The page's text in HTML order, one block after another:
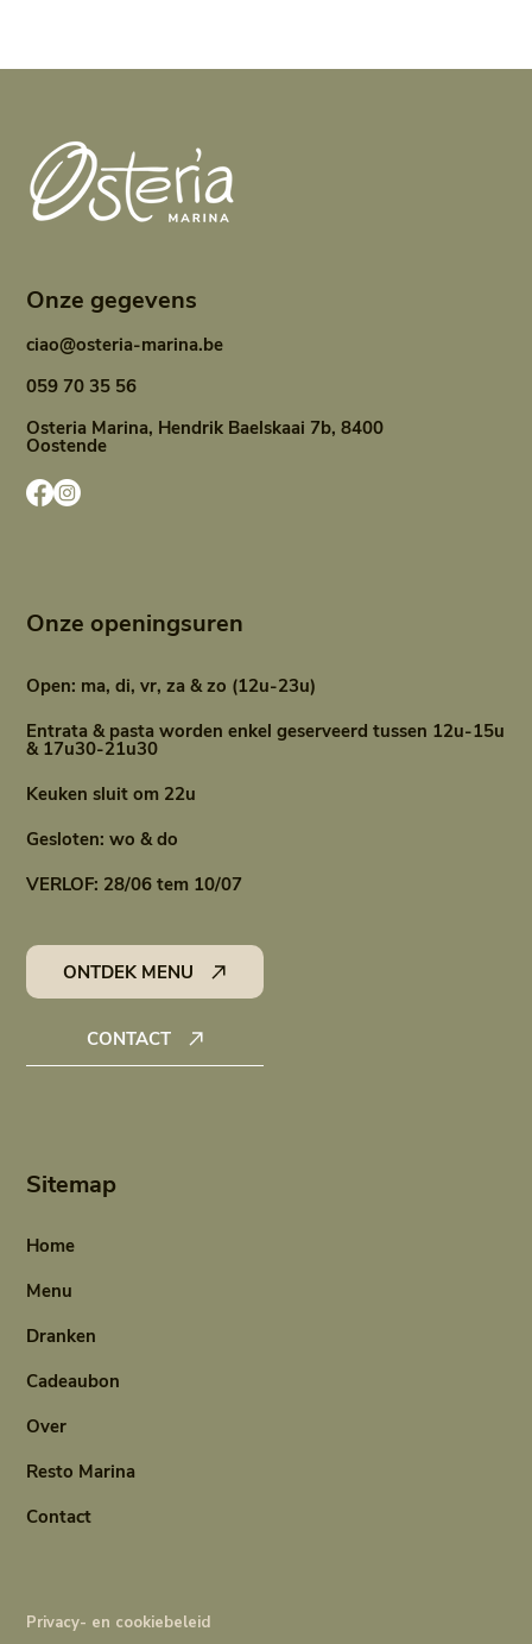
Onze openingsuren
Open: ma, di, vr, za & zo (12u-23u)
Entrata & pasta worden enkel geserveerd tussen 12u-15u
& 17u30-21u30
Keuken sluit om 22u
Gesloten: wo & do
VERLOF: 28/06 tem 10/07
ONTDEK MENU
CONTACT
Onze gegevens
ciao@osteria-marina.be
059 70 35 56
Osteria Marina, Hendrik Baelskaai 7b, 8400
Oostende
Sitemap
Home
Menu
Dranken
Cadeaubon
Over
Resto Marina
Contact
Privacy- en cookiebeleid